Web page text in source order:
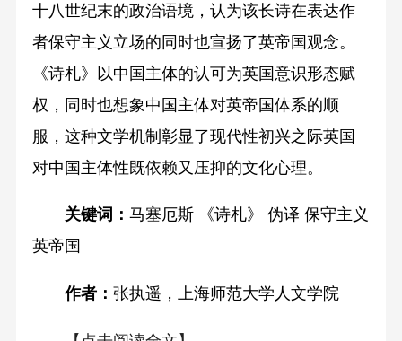
十八世纪末的政治语境，认为该长诗在表达作
者保守主义立场的同时也宣扬了英帝国观念。
《诗札》以中国主体的认可为英国意识形态赋
权，同时也想象中国主体对英帝国体系的顺
服，这种文学机制彰显了现代性初兴之际英国
对中国主体性既依赖又压抑的文化心理。
关键词： 马塞厄斯 《诗札》 伪译 保守主义
英帝国
作者： 张执遥，上海师范大学人文学院